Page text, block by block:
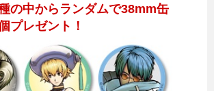
の中からランダムで38mm缶
プレゼント！